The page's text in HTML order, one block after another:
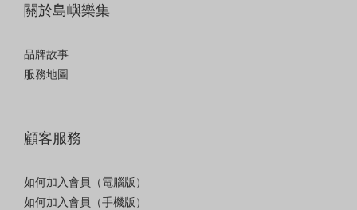
關於島嶼樂集
品牌故事
服務地圖
顧客服務
如何加入會員（電腦版）
如何加入會員（手機版）